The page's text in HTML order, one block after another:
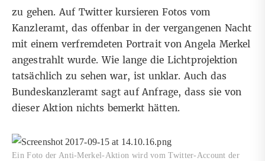
zu gehen. Auf Twitter kursieren Fotos vom
Kanzleramt, das offenbar in der vergangenen Nacht
mit einem verfremdeten Portrait von Angela Merkel
angestrahlt wurde. Wie lange die Lichtprojektion
tatsächlich zu sehen war, ist unklar. Auch das
Bundeskanzleramt sagt auf Anfrage, dass sie von
dieser Aktion nichts bemerkt hätten.
Ein Foto der Anti-Merkel-Aktion wird vom Twitter-Account der